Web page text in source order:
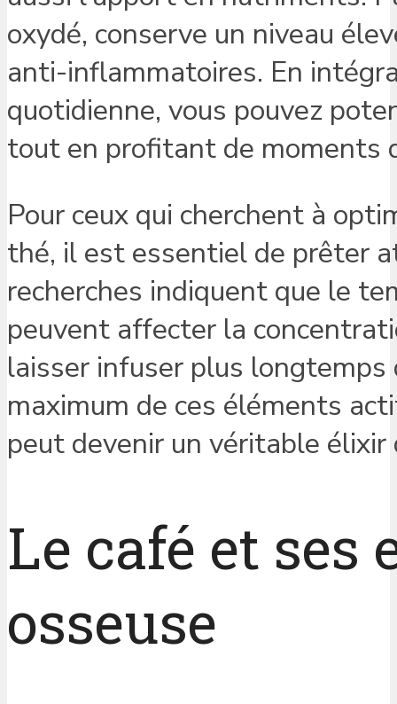
oxydé, conserve un niveau
anti-inflammatoires. En
quotidienne, vous pouvez
tout en profitant de moments
Pour ceux qui cherchent à
thé, il est essentiel de prêter
recherches indiquent que le
peuvent affecter la
laisser infuser plus longtemps
maximum de ces éléments
peut devenir un véritable
Le café et ses
osseuse